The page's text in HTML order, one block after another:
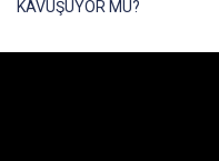
KAVUŞUYOR MU?